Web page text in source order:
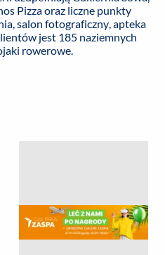
Pizza oraz liczne punkty
salon fotograficzny, apteka
jest 185 naziemnych
rowerowe.